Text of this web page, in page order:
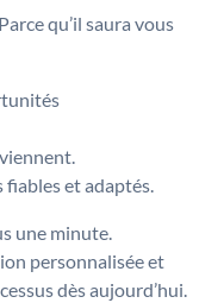
Parce qu’il saura vous
fiables et adaptés.
une minute.
personnalisée et
dès aujourd’hui.